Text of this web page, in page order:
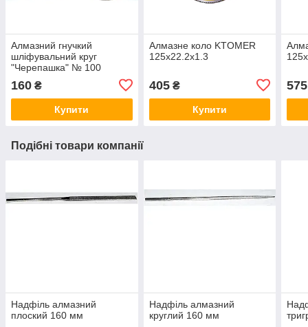
Алмазний гнучкий
шліфувальний круг
"Черепашка" № 100
160 ₴
Купити
Алмазне коло KTOMER
125х22.2х1.3
405₴
Купити
575
Подібні товари компанії
Надфіль алмазний
плоский 160 мм
Надфіль алмазний
круглий 160 мм